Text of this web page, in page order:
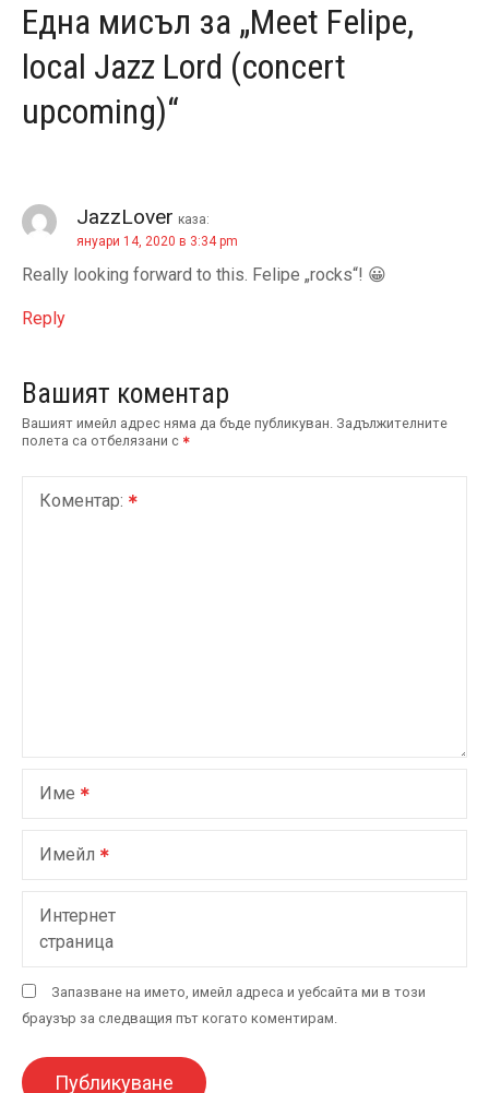
г
а
ц
я
Една мисъл за „Meet Felipe,
local Jazz Lord (concert
upcoming)“
JazzLover каза:
януари 14, 2020 в 3:34 pm
Really looking forward to this. Felipe „rocks“! 😀
Reply
Вашият коментар
Вашият имейл адрес няма да бъде публикуван. Задължителните
полета са отбелязани с
Коментар:
Име
Имейл
Интернет
страница
Запазване на името, имейл адреса и уебсайта ми в този
браузър за следващия път когато коментирам.